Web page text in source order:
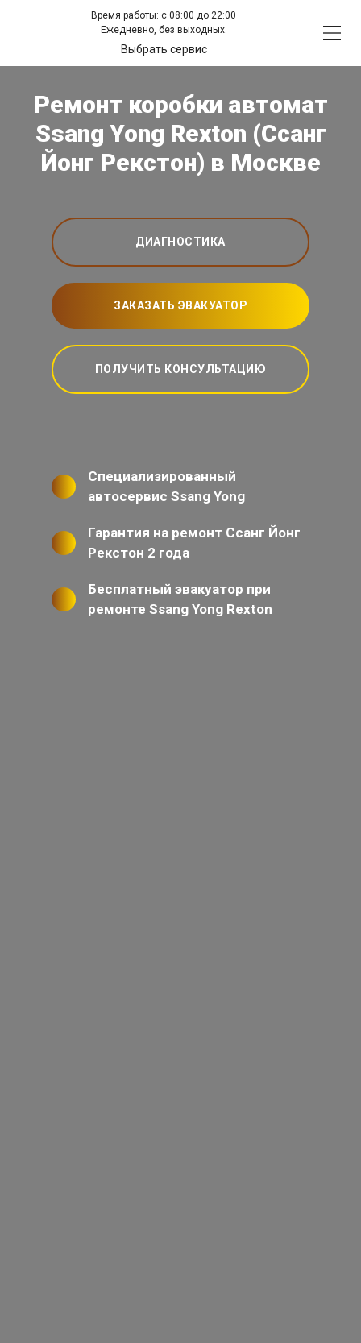
Время работы: с 08:00 до 22:00
Ежедневно, без выходных.
Выбрать сервис
Ремонт коробки автомат
Ssang Yong Rexton (Ссанг
Йонг Рекстон) в Москве
ДИАГНОСТИКА
ЗАКАЗАТЬ ЭВАКУАТОР
ПОЛУЧИТЬ КОНСУЛЬТАЦИЮ
Специализированный
автосервис Ssang Yong
Гарантия на ремонт Ссанг Йонг
Рекстон 2 года
Бесплатный эвакуатор при
ремонте Ssang Yong Rexton